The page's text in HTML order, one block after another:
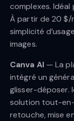
complexes.
À partir de 20 $/
simplicité
images.
Canva AI— La
intégré un
glisser-déposer.
solution tout-en-
retouche, mise